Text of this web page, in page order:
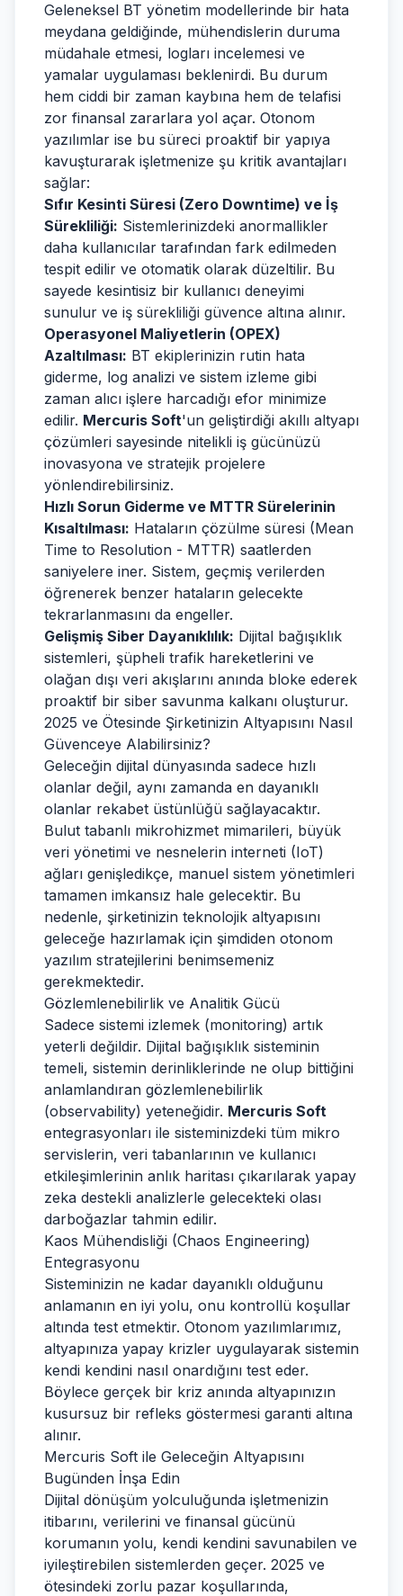
Geleneksel BT yönetim modellerinde bir hata
meydana geldiğinde, mühendislerin duruma
müdahale etmesi, logları incelemesi ve
yamalar uygulaması beklenirdi. Bu durum
hem ciddi bir zaman kaybına hem de telafisi
zor finansal zararlara yol açar. Otonom
yazılımlar ise bu süreci proaktif bir yapıya
kavuşturarak işletmenize şu kritik avantajları
sağlar:
Sıfır Kesinti Süresi (Zero Downtime) ve İş
Sürekliliği: Sistemlerinizdeki anormallikler
daha kullanıcılar tarafından fark edilmeden
tespit edilir ve otomatik olarak düzeltilir. Bu
sayede kesintisiz bir kullanıcı deneyimi
sunulur ve iş sürekliliği güvence altına alınır.
Operasyonel Maliyetlerin (OPEX)
Azaltılması: BT ekiplerinizin rutin hata
giderme, log analizi ve sistem izleme gibi
zaman alıcı işlere harcadığı efor minimize
edilir. Mercuris Soft'un geliştirdiği akıllı altyapı
çözümleri sayesinde nitelikli iş gücünüzü
inovasyona ve stratejik projelere
yönlendirebilirsiniz.
Hızlı Sorun Giderme ve MTTR Sürelerinin
Kısaltılması: Hataların çözülme süresi (Mean
Time to Resolution - MTTR) saatlerden
saniyelere iner. Sistem, geçmiş verilerden
öğrenerek benzer hataların gelecekte
tekrarlanmasını da engeller.
Gelişmiş Siber Dayanıklılık: Dijital bağışıklık
sistemleri, şüpheli trafik hareketlerini ve
olağan dışı veri akışlarını anında bloke ederek
proaktif bir siber savunma kalkanı oluşturur.
2025 ve Ötesinde Şirketinizin Altyapısını Nasıl
Güvenceye Alabilirsiniz?
Geleceğin dijital dünyasında sadece hızlı
olanlar değil, aynı zamanda en dayanıklı
olanlar rekabet üstünlüğü sağlayacaktır.
Bulut tabanlı mikrohizmet mimarileri, büyük
veri yönetimi ve nesnelerin interneti (IoT)
ağları genişledikçe, manuel sistem yönetimleri
tamamen imkansız hale gelecektir. Bu
nedenle, şirketinizin teknolojik altyapısını
geleceğe hazırlamak için şimdiden otonom
yazılım stratejilerini benimsemeniz
gerekmektedir.
Gözlemlenebilirlik ve Analitik Gücü
Sadece sistemi izlemek (monitoring) artık
yeterli değildir. Dijital bağışıklık sisteminin
temeli, sistemin derinliklerinde ne olup bittiğini
anlamlandıran gözlemlenebilirlik
(observability) yeteneğidir. Mercuris Soft
entegrasyonları ile sisteminizdeki tüm mikro
servislerin, veri tabanlarının ve kullanıcı
etkileşimlerinin anlık haritası çıkarılarak yapay
zeka destekli analizlerle gelecekteki olası
darboğazlar tahmin edilir.
Kaos Mühendisliği (Chaos Engineering)
Entegrasyonu
Sisteminizin ne kadar dayanıklı olduğunu
anlamanın en iyi yolu, onu kontrollü koşullar
altında test etmektir. Otonom yazılımlarımız,
altyapınıza yapay krizler uygulayarak sistemin
kendi kendini nasıl onardığını test eder.
Böylece gerçek bir kriz anında altyapınızın
kusursuz bir refleks göstermesi garanti altına
alınır.
Mercuris Soft ile Geleceğin Altyapısını
Bugünden İnşa Edin
Dijital dönüşüm yolculuğunda işletmenizin
itibarını, verilerini ve finansal gücünü
korumanın yolu, kendi kendini savunabilen ve
iyileştirebilen sistemlerden geçer. 2025 ve
ötesindeki zorlu pazar koşullarında,